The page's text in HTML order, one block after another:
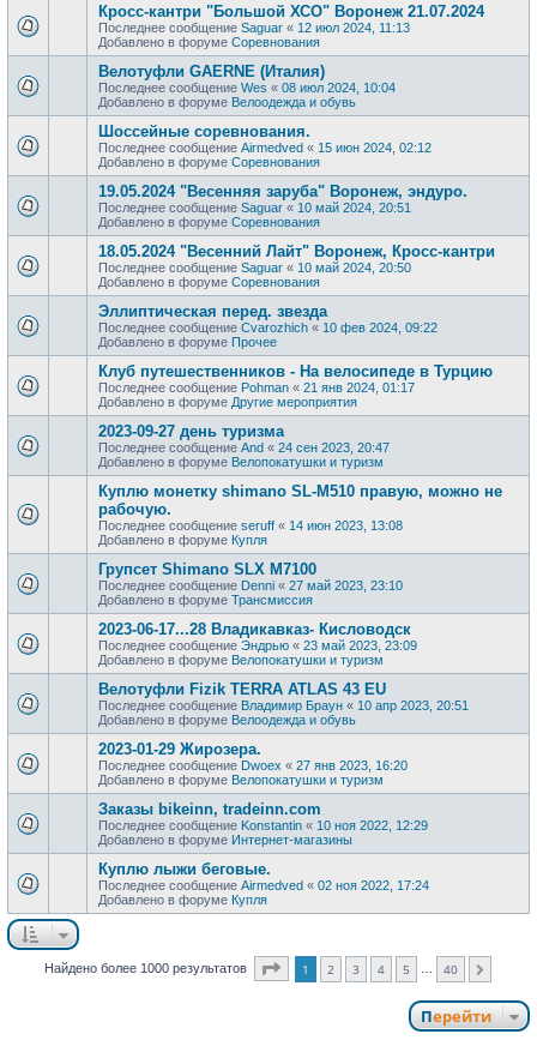
Кросс-кантри "Большой ХСО" Воронеж 21.07.2024
Последнее сообщение Saguar « 12 июл 2024, 11:13
Добавлено в форуме Соревнования
Велотуфли GAERNE (Италия)
Последнее сообщение Wes « 08 июл 2024, 10:04
Добавлено в форуме Велоодежда и обувь
Шоссейные соревнования.
Последнее сообщение Airmedved « 15 июн 2024, 02:12
Добавлено в форуме Соревнования
19.05.2024 "Весенняя заруба" Воронеж, эндуро.
Последнее сообщение Saguar « 10 май 2024, 20:51
Добавлено в форуме Соревнования
18.05.2024 "Весенний Лайт" Воронеж, Кросс-кантри
Последнее сообщение Saguar « 10 май 2024, 20:50
Добавлено в форуме Соревнования
Эллиптическая перед. звезда
Последнее сообщение Сvarozhich « 10 фев 2024, 09:22
Добавлено в форуме Прочее
Клуб путешественников - На велосипеде в Турцию
Последнее сообщение Pohman « 21 янв 2024, 01:17
Добавлено в форуме Другие мероприятия
2023-09-27 день туризма
Последнее сообщение And « 24 сен 2023, 20:47
Добавлено в форуме Велопокатушки и туризм
Куплю монетку shimano SL-M510 правую, можно не
рабочую.
Последнее сообщение seruff « 14 июн 2023, 13:08
Добавлено в форуме Купля
Групсет Shimano SLX M7100
Последнее сообщение Denni « 27 май 2023, 23:10
Добавлено в форуме Трансмиссия
2023-06-17...28 Владикавказ- Кисловодск
Последнее сообщение Эндрью « 23 май 2023, 23:09
Добавлено в форуме Велопокатушки и туризм
Велотуфли Fizik TERRA ATLAS 43 EU
Последнее сообщение Владимир Браун « 10 апр 2023, 20:51
Добавлено в форуме Велоодежда и обувь
2023-01-29 Жирозера.
Последнее сообщение Dwoex « 27 янв 2023, 16:20
Добавлено в форуме Велопокатушки и туризм
Заказы bikeinn, tradeinn.com
Последнее сообщение Konstantin « 10 ноя 2022, 12:29
Добавлено в форуме Интернет-магазины
Куплю лыжи беговые.
Последнее сообщение Airmedved « 02 ноя 2022, 17:24
Добавлено в форуме Купля
Найдено более 1000 результатов Страница из
1 2 3 4 5 40
Перейти